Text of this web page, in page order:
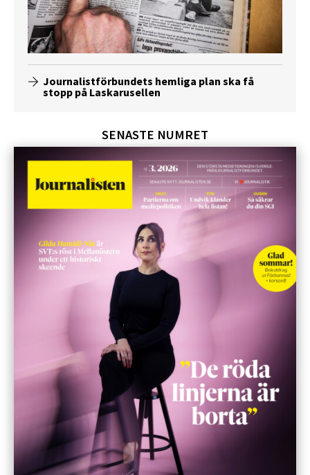
Journalistförbundets hemliga plan ska få
stopp på Laskarusellen
SENASTE NUMRET